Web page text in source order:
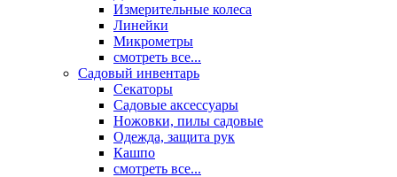
Измерительные колеса
Линейки
Микрометры
смотреть все...
Садовый инвентарь
Секаторы
Садовые аксессуары
Ножовки, пилы садовые
Одежда, защита рук
Кашпо
смотреть все...